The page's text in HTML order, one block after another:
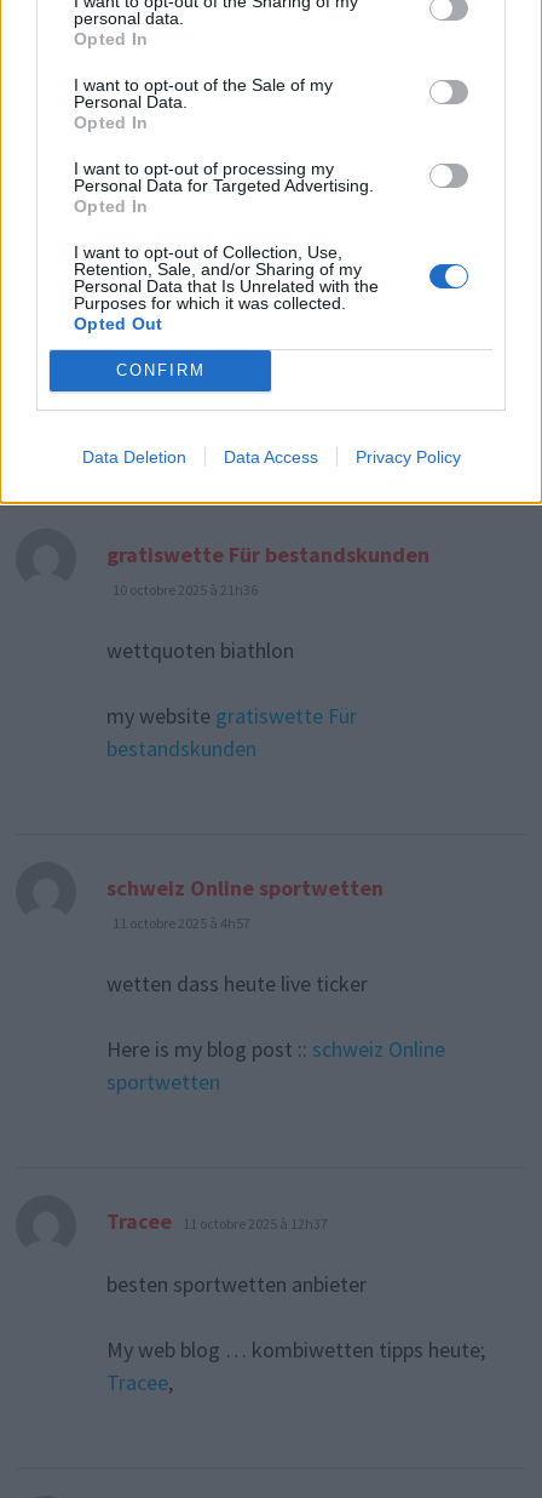
personal data.
Opted In
I want to opt-out of the Sale of my
Personal Data.
Opted In
I want to opt-out of processing my
Personal Data for Targeted Advertising.
Opted In
I want to opt-out of Collection, Use,
Retention, Sale, and/or Sharing of my
Personal Data that Is Unrelated with the
Purposes for which it was collected.
Opted Out
CONFIRM
Data Deletion Data Access Privacy Policy
Fundsaccounted.com dit :9 octobre 2025 à 19h55
sportwetten bonus ersteinzahlung –
Fundsaccounted.com
Somoslaresistencia.esdit :
10 octobre 2025 à 16h32
beste sportart zum basketball wetten
Handicap –
–
gratiswette Für bestandskunden
10 octobre 2025 à 21h36
wettquoten biathlon
my website gratiswette Für
bestandskunden
schweiz Online sportwetten
11 octobre 2025 à 4h57
wetten dass heute live ticker
Here is my blog post :: schweiz Online
sportwetten
Tracee dit :
11 octobre 2025 à 12h37
besten sportwetten anbieter
My web blog … kombiwetten tipps heute;
Tracee,